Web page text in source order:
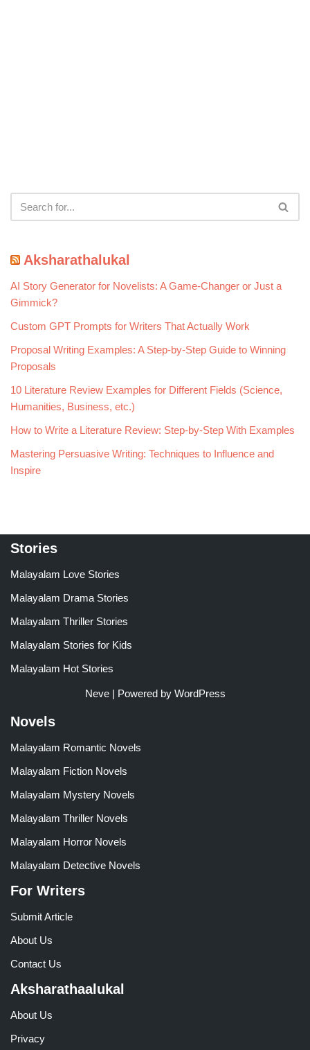
Aksharathalukal
AI Story Generator for Novelists: A Game-Changer or Just a
Gimmick?
Custom GPT Prompts for Writers That Actually Work
Proposal Writing Examples: A Step-by-Step Guide to Winning
Proposals
10 Literature Review Examples for Different Fields (Science,
Humanities, Business, etc.)
How to Write a Literature Review: Step-by-Step With Examples
Mastering Persuasive Writing: Techniques to Influence and
Inspire
Stories
Malayalam Love Stories
Malayalam Drama Stories
Malayalam Thriller Stories
Malayalam Stories for Kids
Malayalam Hot Stories
Neve| Powered by WordPress
Novels
Malayalam Romantic Novels
Malayalam Fiction Novels
Malayalam Mystery Novels
Malayalam Thriller Novels
Malayalam Horror Novels
Malayalam Detective Novels
For Writers
Submit Article
About Us
Contact Us
Aksharathaalukal
About Us
Privacy